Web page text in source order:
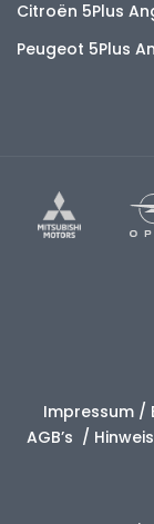
Citroën 5Plus
Peugeot 5Plus
Impressum /
AGB’s /